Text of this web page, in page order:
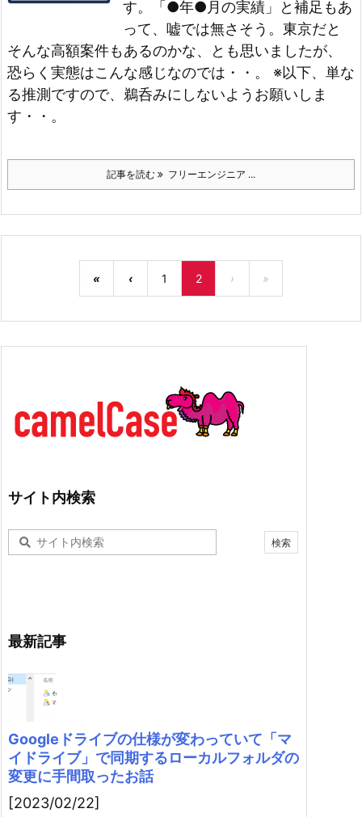
す。
「●年●月の実績」と補足もあ
って、嘘では無さそう。東京だと
そんな高額案件もあるのかな、とも思いましたが、
恐らく実態はこんな感じなのでは・・。
※以下、単な
る推測ですので、鵜呑みにしないようお願いしま
す・・。
記事を読む フリーエンジニア ...
« ‹ 1 2 › »
サイト内検索
最新記事
Googleドライブの仕様が変わっていて「マ
イドライブ」で同期するローカルフォルダの
変更に手間取ったお話
[2023/02/22]